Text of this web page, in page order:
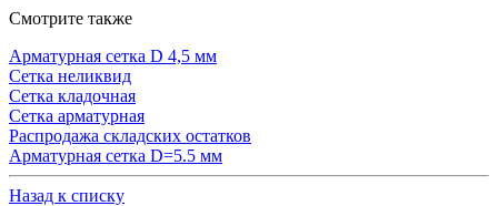
Cмотрите также
Арматурная сетка D 4,5 мм
Сетка неликвид
Сетка кладочная
Сетка арматурная
Распродажа складских остатков
Арматурная сетка D=5.5 мм
Назад к списку